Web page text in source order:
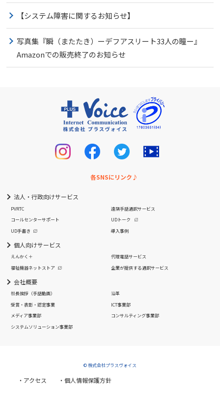
【システム障害に関するお知らせ】
写真集『瞬（またたき）ーデフアスリート33人の瞳ー』
Amazonでの販売終了のお知らせ
各SNSにリンク♪
法人・行政向けサービス
PVRTC
遠隔手話通訳サービス
コールセンターサポート
UDトーク
UD手書き
導入事例
個人向けサービス
えんかく＋
代理電話サービス
福祉機器ネットストア
企業が提供する通訳サービス
会社概要
社長挨拶 （手話動画）
沿革
受賞・表彰・認定事業
ICT事業部
メディア事業部
コンサルティング事業部
システムソリューション事業部
© 株式会社プラスヴォイス
・アクセス ・個人情報保護方針